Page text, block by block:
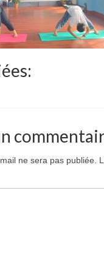
ne sera pas publiée.